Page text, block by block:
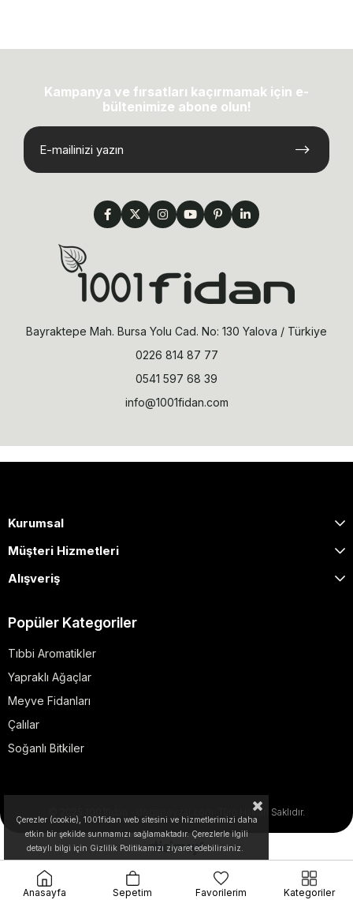
Kampanya ve fırsatları kaçırmamak için e-
bültenimize abone olun!
Bayraktepe Mah. Bursa Yolu Cad. No: 130 Yalova / Türkiye
0226 814 87 77
0541 597 68 39
info@1001fidan.com
Kurumsal
Müşteri Hizmetleri
Alışveriş
Popüler Kategoriler
Tıbbi Aromatikler
Yapraklı Ağaçlar
Meyve Fidanları
Çalılar
Soğanlı Bitkiler
© 2025 1001fidan - dogapeyzaj.com. Tüm Hakları Saklıdır.
Çerezler (cookie), 1001fidan web sitesini ve hizmetlerimizi daha
etkin bir şekilde sunmamızı sağlamaktadır. Çerezlerle ilgili
detaylı bilgi için Gizlilik Politikamızı ziyaret edebilirsiniz.
Anasayfa Sepetim Favorilerim Kategoriler